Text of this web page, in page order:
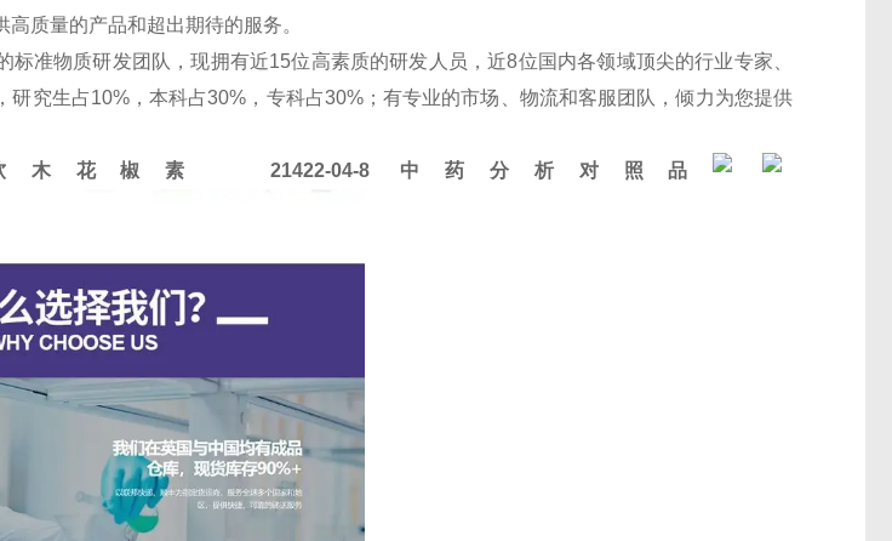
质量的产品和超出期待的服务。
标准物质研发团队，现拥有近15位高素质的研发人员，近8位国内各领域顶尖的行业专家、
研究生占10%，本科占30%，专科占30%；有专业的市场、物流和客服团队，倾力为您提供
木花椒素 21422-04-8 中药分析对照品